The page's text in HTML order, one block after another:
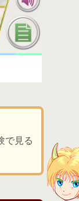
で見る